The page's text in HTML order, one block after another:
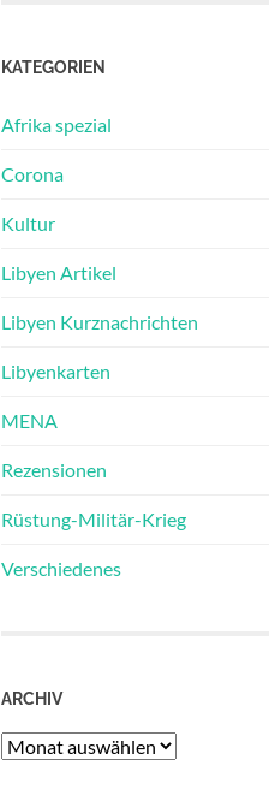
KATEGORIEN
Afrika spezial
Corona
Kultur
Libyen Artikel
Libyen Kurznachrichten
Libyenkarten
MENA
Rezensionen
Rüstung-Militär-Krieg
Verschiedenes
ARCHIV
Archiv